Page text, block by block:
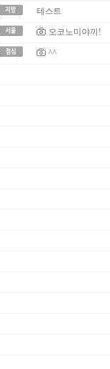
테스트
오코노미야끼!
^^